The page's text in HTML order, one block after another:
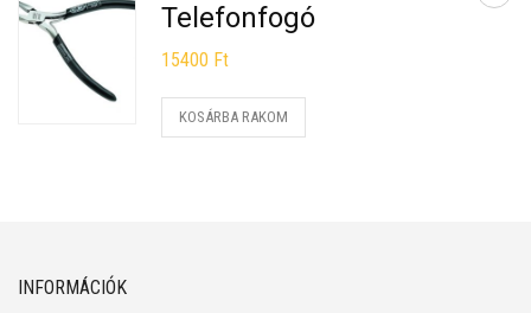
Telefonfogó
15400 Ft
KOSÁRBA RAKOM
INFORMÁCIÓK